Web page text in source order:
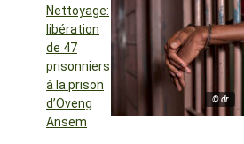
© dr
Nettoyage:
libération
de 47
prisonniers
à la prison
d’Oveng
Ansem